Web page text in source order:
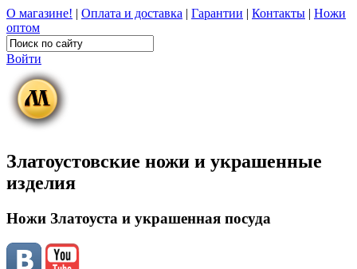
О магазине! | Оплата и доставка | Гарантии | Контакты | Ножи
оптом
Войти
Златоустовские ножи и украшенные
изделия
Ножи Златоуста и украшенная посуда